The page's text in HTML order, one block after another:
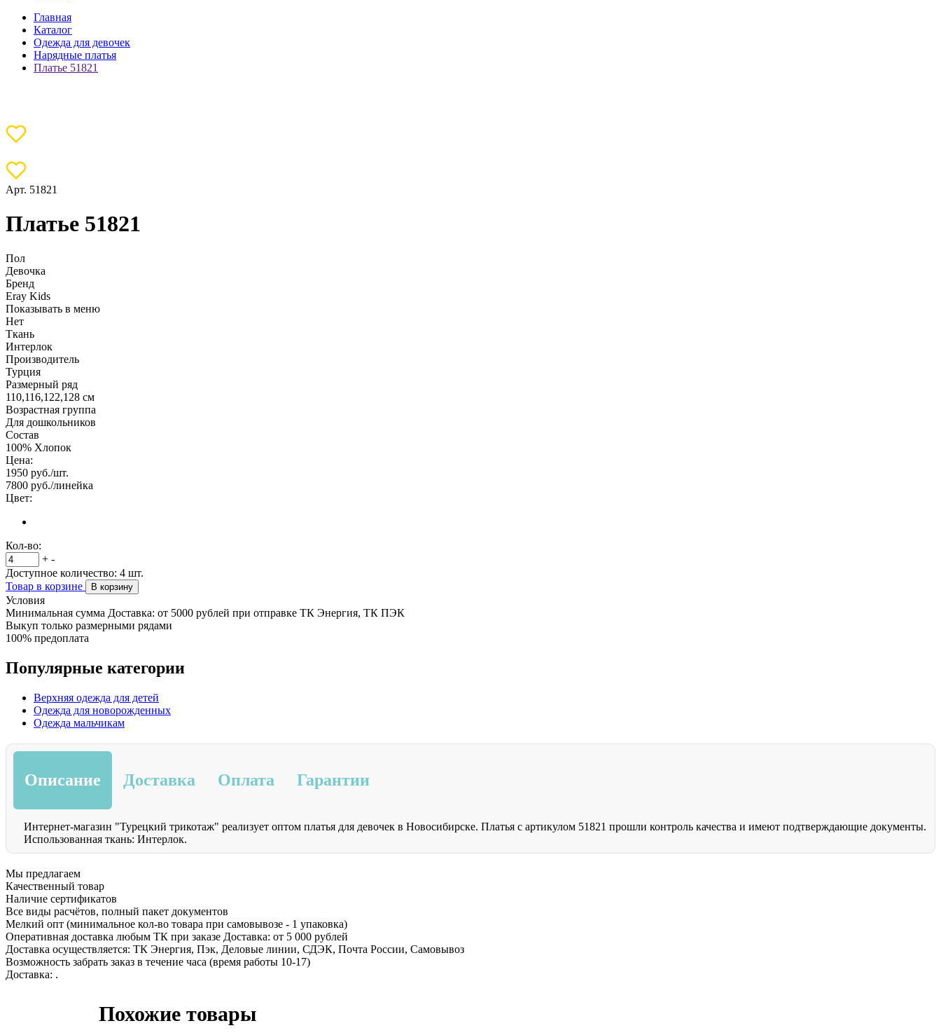
Главная
Каталог
Одежда для девочек
Нарядные платья
Платье 51821
Арт. 51821
Платье 51821
Пол
Девочка
Бренд
Eray Kids
Показывать в меню
Нет
Ткань
Интерлок
Производитель
Турция
Размерный ряд
110,116,122,128 см
Возрастная группа
Для дошкольников
Состав
100% Хлопок
Цена:
1950 руб./шт.
7800 руб./линейка
Цвет:
Кол-во:
+ -
Доступное количество: 4 шт.
Товар в корзине
В корзину
Условия
Минимальная сумма Доставка: от 5000 рублей при отправке ТК Энергия, ТК ПЭК
Выкуп только размерными рядами
100% предоплата
Популярные категории
Верхняя одежда для детей
Одежда для новорожденных
Одежда мальчикам
Описание Доставка Оплата Гарантии
Интернет-магазин "Турецкий трикотаж" реализует оптом платья для девочек в Новосибирске. Платья с артикулом 51821 прошли контроль качества и имеют подтверждающие документы.
Использованная ткань: Интерлок.
Мы предлагаем
Качественный товар
Наличие сертификатов
Все виды расчётов, полный пакет документов
Мелкий опт (минимальное кол-во товара при самовывозе - 1 упаковка)
Оперативная доставка любым ТК при заказе Доставка: от 5 000 рублей
Доставка осуществляется: ТК Энергия, Пэк, Деловые линии, СДЭК, Почта России, Самовывоз
Возможность забрать заказ в течение часа (время работы 10-17)
Доставка: .
Похожие товары